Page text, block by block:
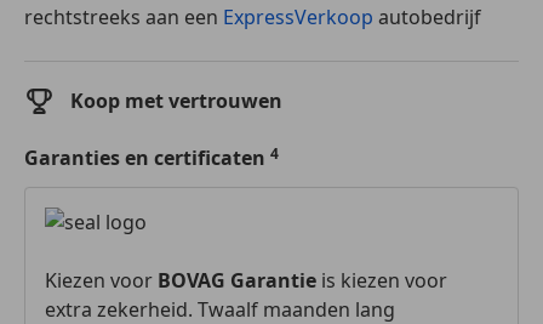
rechtstreeks aan een ExpressVerkoop autobedrijf
Koop met vertrouwen
Garanties en certificaten
Kiezen voor BOVAG Garantie is kiezen voor
extra zekerheid. Twaalf maanden lang